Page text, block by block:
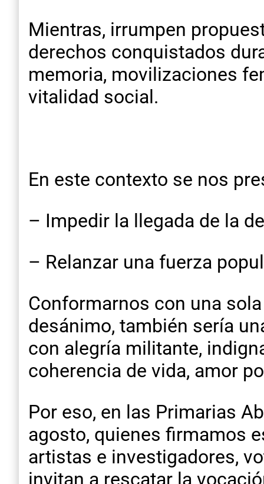
Mientras, irrumpen
derechos conquistados
memoria, movilizaciones
vitalidad social.
En este contexto se nos
– Impedir la llegada de la
– Relanzar una fuerza
Conformarnos con una
desánimo, también sería
con alegría militante,
coherencia de vida, amor
Por eso, en las Primarias
agosto, quienes firmamos
artistas e investigadores,
invitan a rescatar la